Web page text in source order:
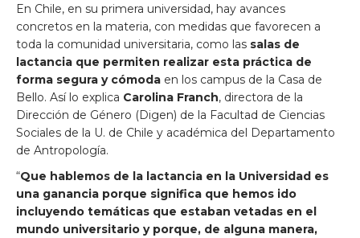
En Chile, en su primera universidad, hay avances
concretos en la materia, con medidas que favorecen a
toda la comunidad universitaria, como las salas de
lactancia que permiten realizar esta práctica de
forma segura y cómoda en los campus de la Casa de
Bello. Así lo explica Carolina Franch, directora de la
Dirección de Género (Digen) de la Facultad de Ciencias
Sociales de la U. de Chile y académica del Departamento
de Antropología.
“Que hablemos de la lactancia en la Universidad es
una ganancia porque significa que hemos ido
incluyendo temáticas que estaban vetadas en el
mundo universitario y porque, de alguna manera,